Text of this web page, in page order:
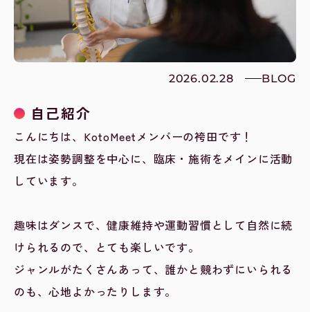
2026.02.28 BLOG
自己紹介
こんにちは、KotoMeetメンバーの袴田です！
現在は姿勢調整を中心に、臨床・施術をメインに活動
しています。
趣味はダンスで、健康維持や運動習慣として自然に続
けられるので、とても楽しいです。
ジャンルがたくさんあって、誰かと競わずにいられる
のも、心地よかったりします。